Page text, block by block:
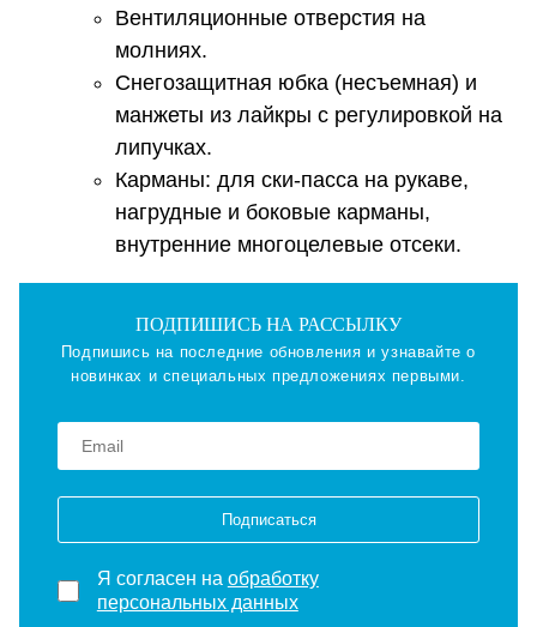
Вентиляционные отверстия на
молниях.
Снегозащитная юбка (несъемная) и
манжеты из лайкры с регулировкой на
липучках.
Карманы: для ски-пасса на рукаве,
нагрудные и боковые карманы,
внутренние многоцелевые отсеки.
ПОДПИШИСЬ НА РАССЫЛКУ
Подпишись на последние обновления и узнавайте о
новинках и специальных предложениях первыми.
Подписаться
Я согласен на обработку
персональных данных